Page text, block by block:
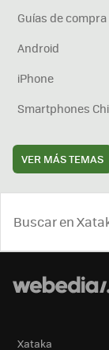
Guías de compra
Android
iPhone
Smartphones
VER MÁS TEMAS
Xataka